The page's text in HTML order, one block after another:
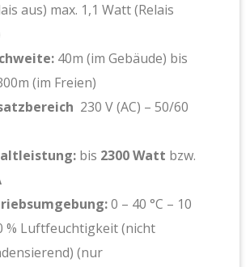
aus) max. 1,1 Watt (Relais
40m (im Gebäude) bis
(im Freien)
230 V (AC) – 50/60
bis 2300 Watt bzw.
0 – 40 °C – 10
% Luftfeuchtigkeit (nicht
(nur